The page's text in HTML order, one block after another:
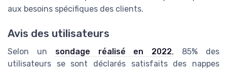
aux besoins spécifiques des clients.
Avis des utilisateurs
Selon un sondage réalisé en 2022, 85% des
utilisateurs se sont déclarés satisfaits des nappes